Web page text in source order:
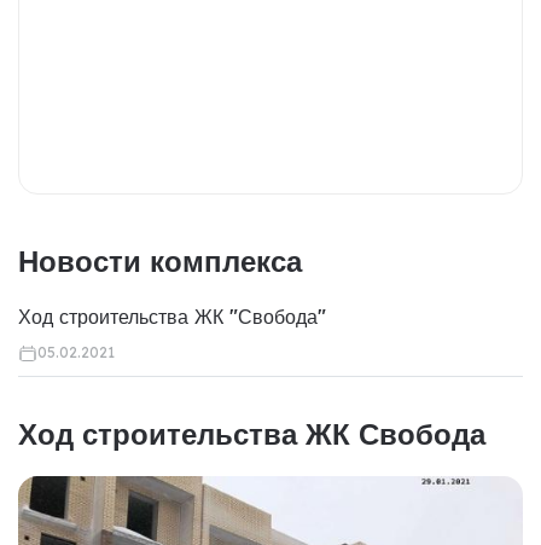
Новости комплекса
Ход строительства ЖК "Свобода"
05.02.2021
Ход строительства ЖК Свобода